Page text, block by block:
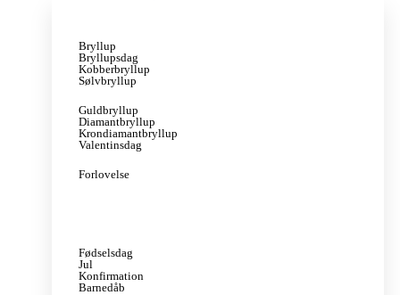
Bryllup
Bryllupsdag
Kobberbryllup
Sølvbryllup
Guldbryllup
Diamantbryllup
Krondiamantbryllup
Valentinsdag
Forlovelse
Fødselsdag
Jul
Konfirmation
Barnedåb